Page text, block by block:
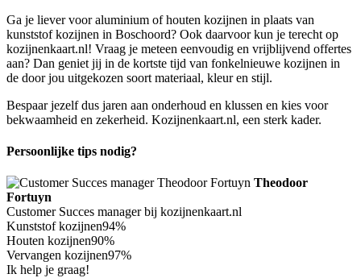
Ga je liever voor aluminium of houten kozijnen in plaats van
kunststof kozijnen in Boschoord? Ook daarvoor kun je terecht op
kozijnenkaart.nl! Vraag je meteen eenvoudig en vrijblijvend offertes
aan? Dan geniet jij in de kortste tijd van fonkelnieuwe kozijnen in
de door jou uitgekozen soort materiaal, kleur en stijl.
Bespaar jezelf dus jaren aan onderhoud en klussen en kies voor
bekwaamheid en zekerheid. Kozijnenkaart.nl, een sterk kader.
Persoonlijke tips nodig?
Theodoor
Fortuyn
Customer Succes manager bij kozijnenkaart.nl
Kunststof kozijnen94%
Houten kozijnen90%
Vervangen kozijnen97%
Ik help je graag!